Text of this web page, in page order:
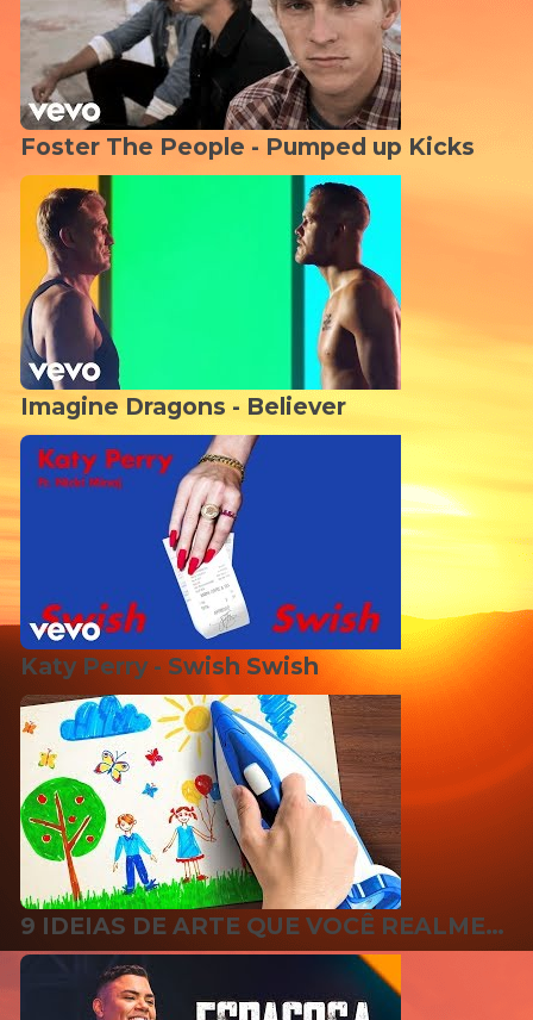
Foster The People - Pumped up Kicks
Imagine Dragons - Believer
Katy Perry - Swish Swish
9 IDEIAS DE ARTE QUE VOCÊ REALMENTE VAI QUERER FAZER